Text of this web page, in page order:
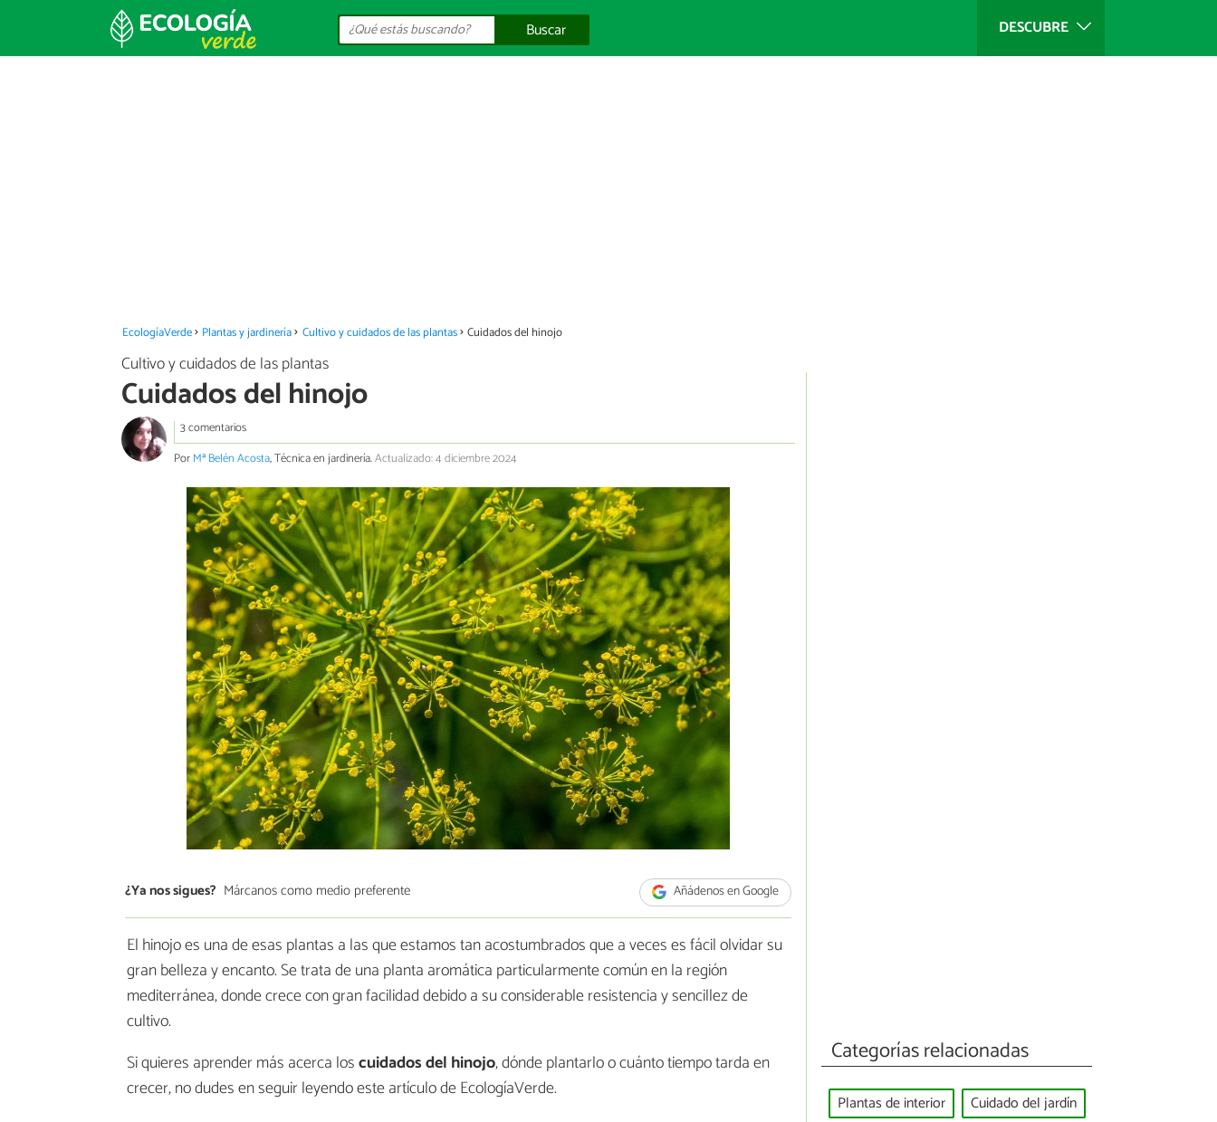
DESCUBRE
Buscar
EcologíaVerde Plantas y jardinería Cultivo y cuidados de las plantas Cuidados del hinojo
Cultivo y cuidados de las plantas
Cuidados del hinojo
3 comentarios
PorMª Belén Acosta, Técnica en jardinería.Actualizado: 4 diciembre 2024
¿Ya nos sigues? Márcanos como medio preferente Añádenos en Google
El hinojo es una de esas plantas a las que estamos tan acostumbrados que a veces es fácil olvidar su
gran belleza y encanto. Se trata de una planta aromática particularmente común en la región
mediterránea, donde crece con gran facilidad debido a su considerable resistencia y sencillez de
cultivo.
Si quieres aprender más acerca loscuidados del hinojo, dónde plantarlo o cuánto tiempo tarda en
crecer, no dudes en seguir leyendo este artículo de EcologíaVerde.
Categorías relacionadas
Plantas de interior
Cuidado del jardín